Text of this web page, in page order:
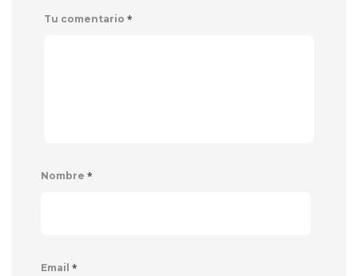
Tu comentario *
Nombre *
Email *